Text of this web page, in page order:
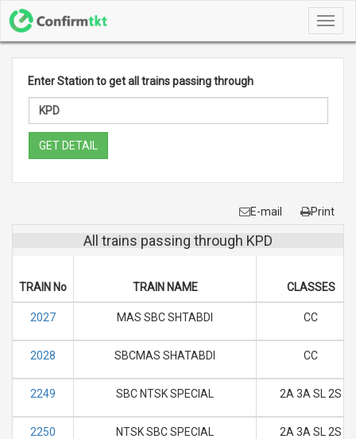
Enter Station to get all trains passing through
GET DETAIL
E-mail Print
All trains passing through KPD
TRAIN No TRAIN NAME CLASSES
2027 MAS SBC SHTABDI CC
2028 SBCMAS SHATABDI CC
2249 SBC NTSK SPECIAL 2A 3A SL 2S
2250 NTSK SBC SPECIAL 2A 3A SL 2S